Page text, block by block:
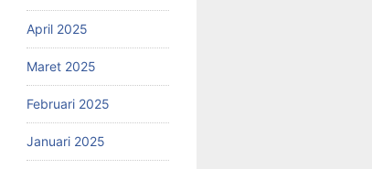
April 2025
Maret 2025
Februari 2025
Januari 2025